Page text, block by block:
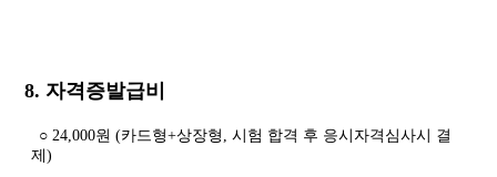
8. 자격증발급비
○ 24,000원 (카드형+상장형, 시험 합격 후 응시자격심사시 결
제)